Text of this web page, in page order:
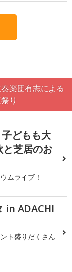
楽団有志による
り
どもも大
と芝居のお
ムライブ！
in ADACHI
ト盛りだくさん